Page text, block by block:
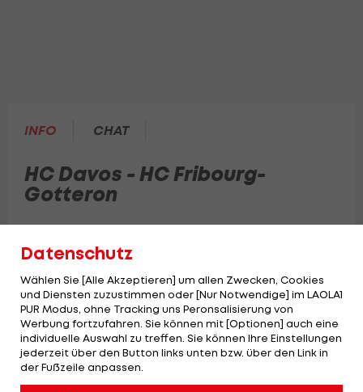
INFO CHAT
HC Davos - HC Fribourg-
Gotteron
Schweizer National League.
Datenschutz
Wählen Sie [Alle Akzeptieren] um allen Zwecken, Cookies
und Diensten zuzustimmen oder [Nur Notwendige] im LAOLA1
PUR Modus, ohne Tracking uns Peronsalisierung von
Werbung fortzufahren. Sie können mit [Optionen] auch eine
individuelle Auswahl zu treffen. Sie können Ihre Einstellungen
jederzeit über den Button links unten bzw. über den Link in
der Fußzeile anpassen.